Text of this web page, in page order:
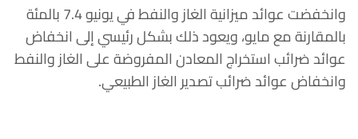
وانخفضت عوائد ميزانية الغاز والنفط في يونيو 7.4 بالمئة
بالمقارنة مع مايو، ويعود ذلك بشكل رئيسي إلى انخفاض
عوائد ضرائب استخراج المعادن المفروضة على الغاز والنفط
وانخفاض عوائد ضرائب تصدير الغاز الطبيعي.